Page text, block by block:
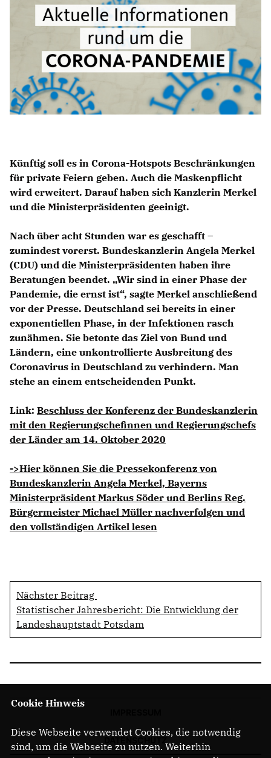
CDU Deutschland
CDU Fraktion im Brandenburger Landtag
CDU Brandenburg
CDU Potsdam
Künftig soll es in Corona-Hotspots Beschränkungen
für private Feiern geben. Auch die Maskenpflicht
wird erweitert. Darauf haben sich Kanzlerin Merkel
und die Ministerpräsidenten geeinigt.
Nach über acht Stunden war es geschafft –
zumindest vorerst. Bundeskanzlerin Angela Merkel
(CDU) und die Ministerpräsidenten haben ihre
Beratungen beendet. „Wir sind in einer Phase der
Pandemie, die ernst ist“, sagte Merkel anschließend
vor der Presse. Deutschland sei bereits in einer
exponentiellen Phase, in der Infektionen rasch
zunähmen. Sie betonte das Ziel von Bund und
Ländern, eine unkontrollierte Ausbreitung des
Coronavirus in Deutschland zu verhindern. Man
stehe an einem entscheidenden Punkt.
Link: Beschluss der Konferenz der Bundeskanzlerin
mit den Regierungschefinnen und Regierungschefs
der Länder am 14. Oktober 2020
->Hier können Sie die Pressekonferenz von
Bundeskanzlerin Angela Merkel, Bayerns
Ministerpräsident Markus Söder und Berlins Reg.
Bürgermeister Michael Müller nachverfolgen und
den vollständigen Artikel lesen
Nächster Beitrag
Statistischer Jahresbericht: Die Entwicklung der
Landeshauptstadt Potsdam
Cookie Hinweis
Diese Webseite verwendet Cookies, die notwendig
sind, um die Webseite zu nutzen. Weiterhin